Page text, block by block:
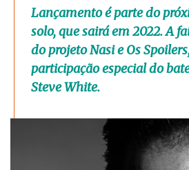
Lançamento é parte do
solo, que sairá em 2022. A
do projeto Nasi e Os
participação especial do
Steve White.